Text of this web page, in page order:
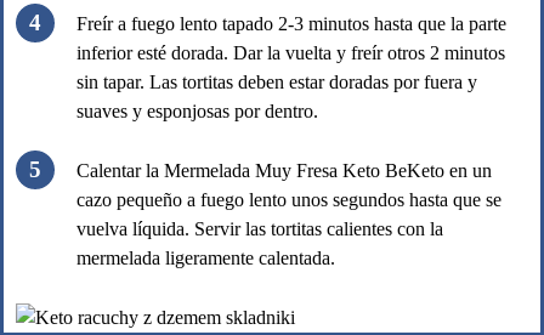
Freír a fuego lento tapado 2-3 minutos hasta que la parte
inferior esté dorada. Dar la vuelta y freír otros 2 minutos
sin tapar. Las tortitas deben estar doradas por fuera y
suaves y esponjosas por dentro.
Calentar la Mermelada Muy Fresa Keto BeKeto en un
cazo pequeño a fuego lento unos segundos hasta que se
vuelva líquida. Servir las tortitas calientes con la
mermelada ligeramente calentada.